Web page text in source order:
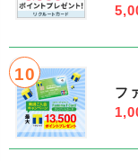
10
フ